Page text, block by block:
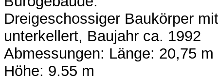
Dreigeschossiger Baukörper
unterkellert, Baujahr ca. 1992
Abmessungen: Länge: 20,75
Höhe: 9,55 m